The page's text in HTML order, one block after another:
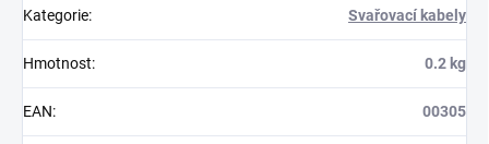
Kategorie: Svařovací kabely
Hmotnost: 0.2 kg
EAN: 00305